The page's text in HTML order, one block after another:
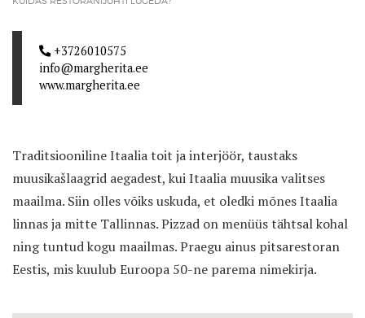
+3726010575
info@margherita.ee
www.margherita.ee
Traditsiooniline Itaalia toit ja interjöör, taustaks
muusikašlaagrid aegadest, kui Itaalia muusika valitses
maailma. Siin olles võiks uskuda, et oledki mõnes Itaalia
linnas ja mitte Tallinnas. Pizzad on menüüs tähtsal kohal
ning tuntud kogu maailmas. Praegu ainus pitsarestoran
Eestis, mis kuulub Euroopa 50-ne parema nimekirja.